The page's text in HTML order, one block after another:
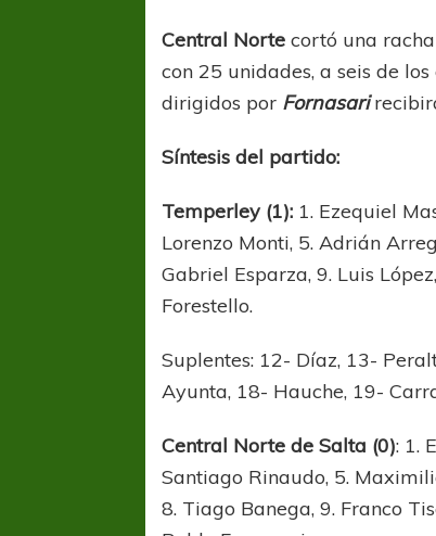
Central Norte cortó una
con 25 unidades, a seis de
dirigidos por Fornasari
Síntesis del partido:
Temperley (1): 1. Ezequiel
Lorenzo Monti, 5. Adrián
Gabriel Esparza, 9. Luis
Forestello.
Suplentes: 12- Díaz, 13-
Ayunta, 18- Hauche, 19-
Central Norte de Salta (0): 1.
Santiago Rinaudo, 5.
8. Tiago Banega, 9. Franco
A pesar de la derrota Tigre avanzó a
Octavos de Final